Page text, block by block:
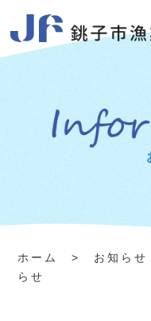
ホーム > お知らせ
らせ